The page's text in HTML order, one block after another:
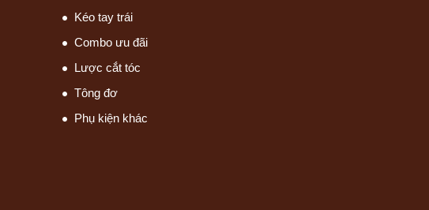
Kéo tay trái
Combo ưu đãi
Lược cắt tóc
Tông đơ
Phụ kiện khác